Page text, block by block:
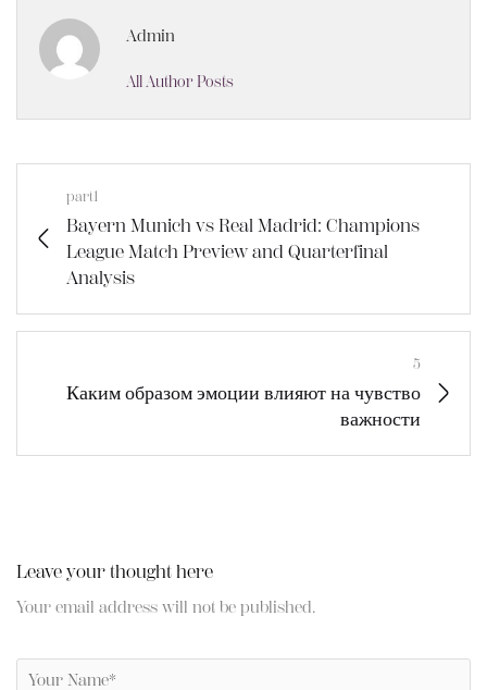
Admin
All Author Posts
part1
Bayern Munich vs Real Madrid: Champions
League Match Preview and Quarterfinal
Analysis
5
Каким образом эмоции влияют на чувство
важности
Leave your thought here
Your email address will not be published.